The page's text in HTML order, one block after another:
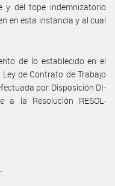
y del tope indemnizatorio
en esta instancia y al cual
de lo establecido en el
de Contrato de Trabajo
por Disposición DI-
a la Resolución RESOL-